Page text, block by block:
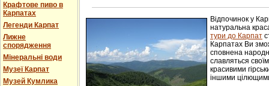
Крафтове пиво в
Карпатах
Легенди Карпат
Лижне
спорядження
Мінеральні води
Музеї Карпат
Музей Кумлика
Відпочинок у
натуральна
тури до Карпат
Карпатах Ви
сповнена
славляться
красивими
іншими